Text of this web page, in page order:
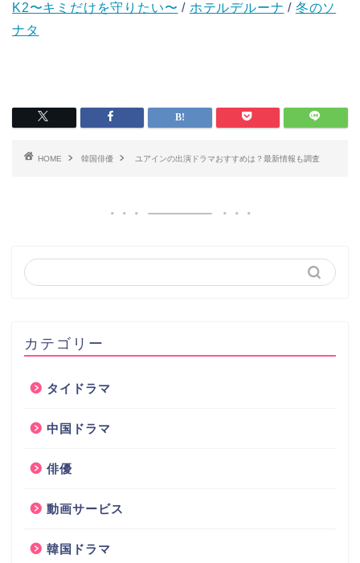
K2〜キミだけを守りたい〜 / ホテルデルーナ / 冬のソ
ナタ
HOME 韓国俳優 ユアインの出演ドラマおすすめは？最新情報も調査
カテゴリー
タイドラマ
中国ドラマ
俳優
動画サービス
韓国ドラマ